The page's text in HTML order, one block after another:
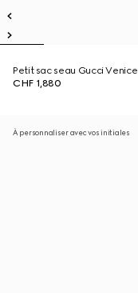
Petit sac seau Gucci Venice
CHF 1,880
À personnaliser avec vos initiales